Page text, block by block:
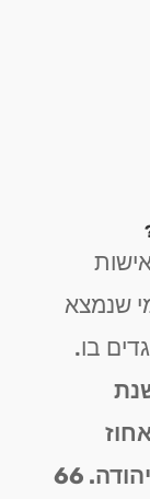
שנמצא
בו.
עלייה של 12% אחוז
במספר המתגרשים בעיר אור יהודה. 66